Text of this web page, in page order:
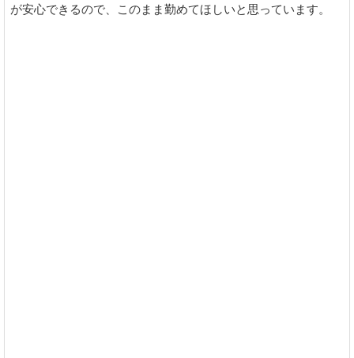
が安心できるので、このまま勤めてほしいと思っています。